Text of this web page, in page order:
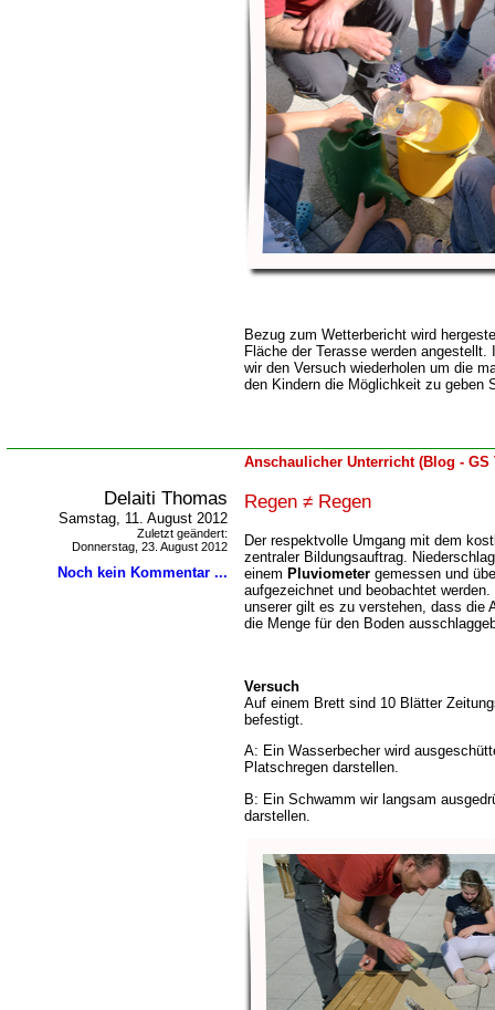
Bezug zum Wetterbericht wird
Fläche der Terasse werden
wir den Versuch wiederholen um die
den Kindern die Möglichkeit zu geben
Anschaulicher Unterricht (Blog - GS
Delaiti Thomas
Samstag, 11. August 2012
Zuletzt geändert:
Donnerstag, 23. August 2012
Noch kein Kommentar ...
Regen ≠ Regen
Der respektvolle Umgang mit dem
zentraler Bildungsauftrag.
einem Pluviometer gemessen und
aufgezeichnet und beobachtet
unserer gilt es zu verstehen, dass die
die Menge für den Boden
Versuch
Auf einem Brett sind 10 Blätter
befestigt.
A: Ein Wasserbecher wird
Platschregen darstellen.
B: Ein Schwamm wir langsam
darstellen.